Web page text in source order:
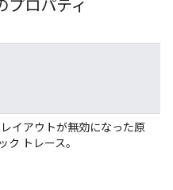
プロパティ
イアウトが無効になった原
トレース。